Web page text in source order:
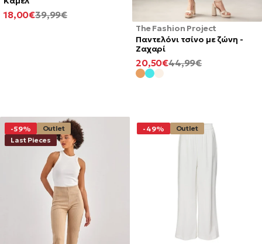
ΚΑΝΟΝΙΚΉ
39,99€
ΕΛΆΧΙΣΤΗ
18,00€
The Fashion Project
Παντελόνι τσίνο με ζώνη -
Ζαχαρί
ΚΑΝΟΝΙΚΉ
44,99€
ΕΛΆΧΙΣΤΗ
ΤΙΜΉ
20,50€
-59%
Outlet
Last Pieces
-49% Outlet